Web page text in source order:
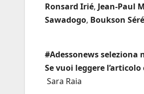
Ronsard Irié, Jean-Paul
Sawadogo, Boukson Séré
#Adessonews
Se vuoi leggere
Sara Raia